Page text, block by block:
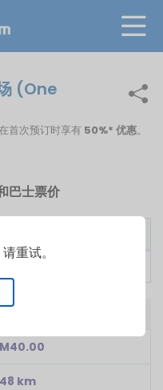
(One
首次预订时享有 50%* 优惠。
巴士票价
km
重试。